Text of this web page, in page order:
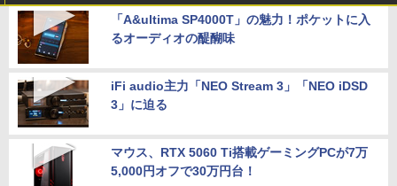
「A&ultima SP4000T」の魅力！ポケットに入
るオーディオの醍醐味
iFi audio主力「NEO Stream 3」「NEO iDSD
3」に迫る
マウス、RTX 5060 Ti搭載ゲーミングPCが7万
5,000円オフで30万円台！